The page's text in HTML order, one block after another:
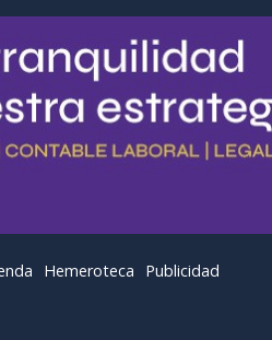
Hemeroteca Publicidad